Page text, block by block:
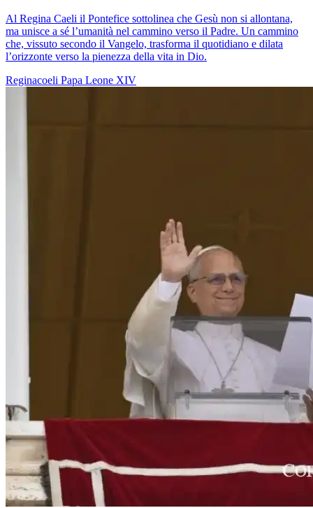
Al Regina Caeli il Pontefice sottolinea che Gesù non si allontana,
ma unisce a sé l’umanità nel cammino verso il Padre. Un cammino
che, vissuto secondo il Vangelo, trasforma il quotidiano e dilata
l’orizzonte verso la pienezza della vita in Dio.
Reginacoeli Papa Leone XIV